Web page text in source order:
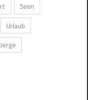
Seen
Urlaub